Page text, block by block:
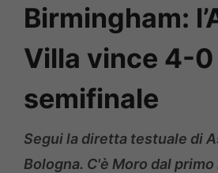
Birmingham:
Villa vince 4-0
semifinale
Segui la diretta testuale di
Bologna. C'è Moro dal